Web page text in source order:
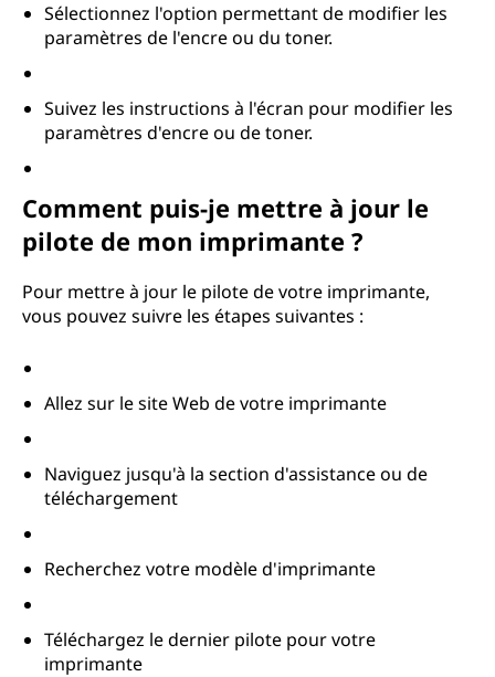
Sélectionnez l'option permettant de modifier les
paramètres de l'encre ou du toner.
Suivez les instructions à l'écran pour modifier les
paramètres d'encre ou de toner.
Comment puis-je mettre à jour le
pilote de mon imprimante ?
Pour mettre à jour le pilote de votre imprimante,
vous pouvez suivre les étapes suivantes :
Allez sur le site Web de votre imprimante
Naviguez jusqu'à la section d'assistance ou de
téléchargement
Recherchez votre modèle d'imprimante
Téléchargez le dernier pilote pour votre
imprimante